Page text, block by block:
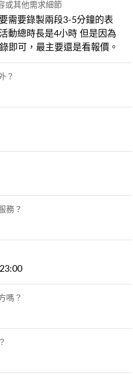
或其他需求細節
需要錄製兩段3-5分鐘的表
動總時長是4小時 但是因為
即可，最主要還是看報價。
？
務？
嗎？